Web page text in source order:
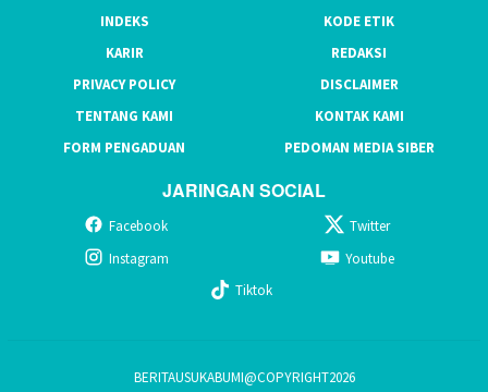
INDEKS
KODE ETIK
KARIR
REDAKSI
PRIVACY POLICY
DISCLAIMER
TENTANG KAMI
KONTAK KAMI
FORM PENGADUAN
PEDOMAN MEDIA SIBER
JARINGAN SOCIAL
Facebook
Twitter
Instagram
Youtube
Tiktok
BERITAUSUKABUMI@COPYRIGHT2026